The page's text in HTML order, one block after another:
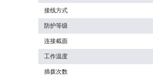
接线方式
防护等级
连接截面
工作温度
插拨次数